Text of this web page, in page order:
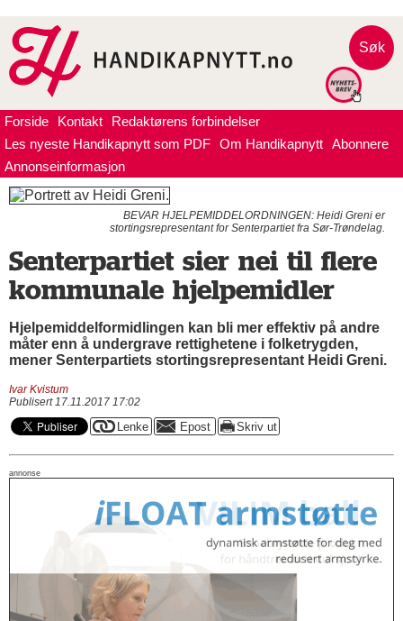
Søk
Forside Kontakt
Redaktørens forbindelser
Les nyeste Handikapnytt som PDF Om Handikapnytt Abonnere
Annonseinformasjon
BEVAR HJELPEMIDDELORDNINGEN: Heidi Greni er
stortingsrepresentant for Senterpartiet fra Sør-Trøndelag.
Senterpartiet sier nei til flere
kommunale hjelpemidler
Hjelpemiddelformidlingen kan bli mer effektiv på andre
måter enn å undergrave rettighetene i folketrygden,
mener Senterpartiets stortingsrepresentant Heidi Greni.
Ivar Kvistum
Publisert 17.11.2017 17:02
annonse